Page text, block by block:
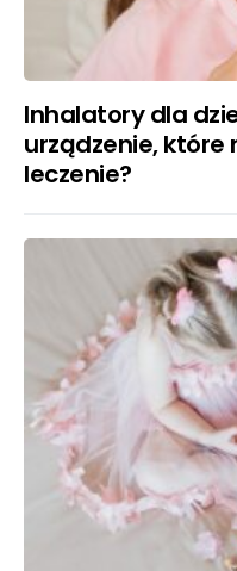
Inhalatory dla
urządzenie,
leczenie?